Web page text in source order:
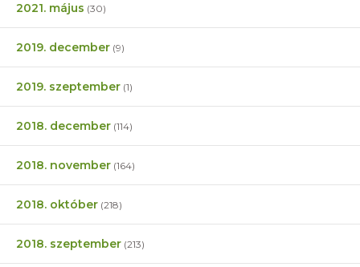
2021. május (30)
2019. december (9)
2019. szeptember (1)
2018. december (114)
2018. november (164)
2018. október (218)
2018. szeptember (213)